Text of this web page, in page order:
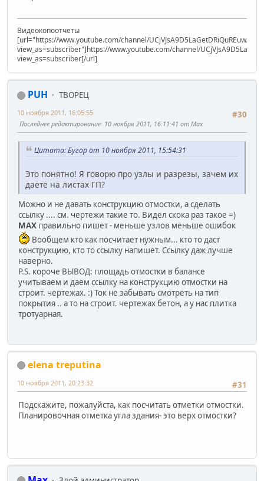
Видеокопоотчеты
[url="https://www.youtube.com/channel/UCjVJsA9D5LaGetDRiQuREuw/
view_as=subscriber"]https://www.youtube.com/channel/
view_as=subscriber[/url]
PUH
ТВОРЕЦ
#30
10 ноября 2011, 16:05:55
Последнее редактирование: 10 ноября 2011, 16:11:41 от Max
Цитата: Бугор от 10 ноября 2011, 15:54:31
Это понятно! Я говорю про узлы и разрезы, зачем их
даете на листах ГП?
Можно и не давать конструкцию отмостки, а сделать
ссылку .... см. чертежи такие то. Видел скока раз такое =)
MAX правильно пишет - меньше узлов меньше ошибок
Вообщем кто как посчитает нужным... кто то даст
конструкцию, кто то ссылку напишет. Ссылку даж лучше
наверно.
P.S. короче ВЫВОД: площадь отмостки в балансе
учитываем и даем ссылку на конструкцию отмостки на
строит. чертежах. :) Ток не забывать смотреть на тип
покрытия .. а то на строит. чертежах бетон, а у нас плитка
тротуарная.
elena treputina
#31
10 ноября 2011, 20:23:32
Подскажите, пожалуйста, как посчитать отметки отмостки.
Планировочная отметка угла здания- это верх отмостки?